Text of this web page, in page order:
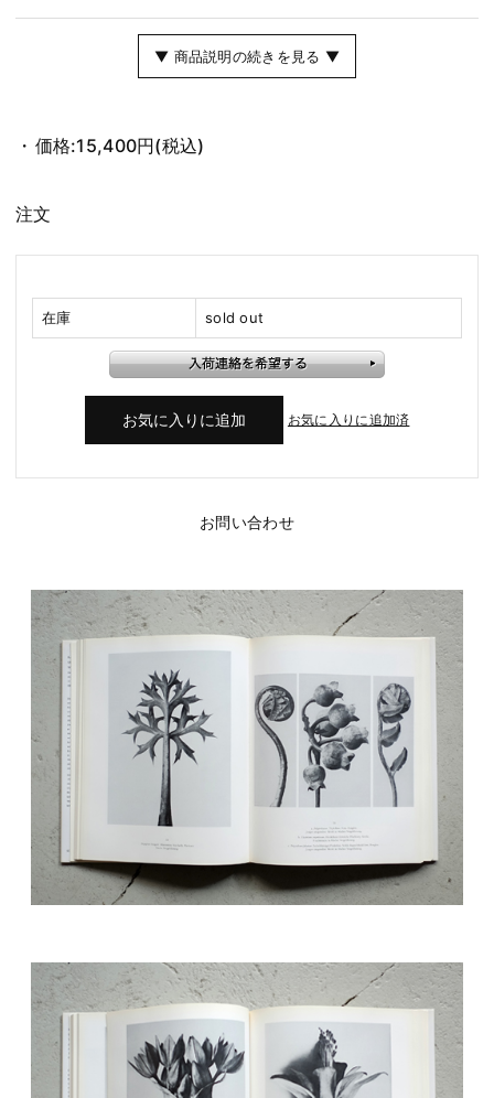
▼ 商品説明の続きを見る ▼
価格:15,400円(税込)
注文
在庫 sold out
お気に入りに追加済
お問い合わせ